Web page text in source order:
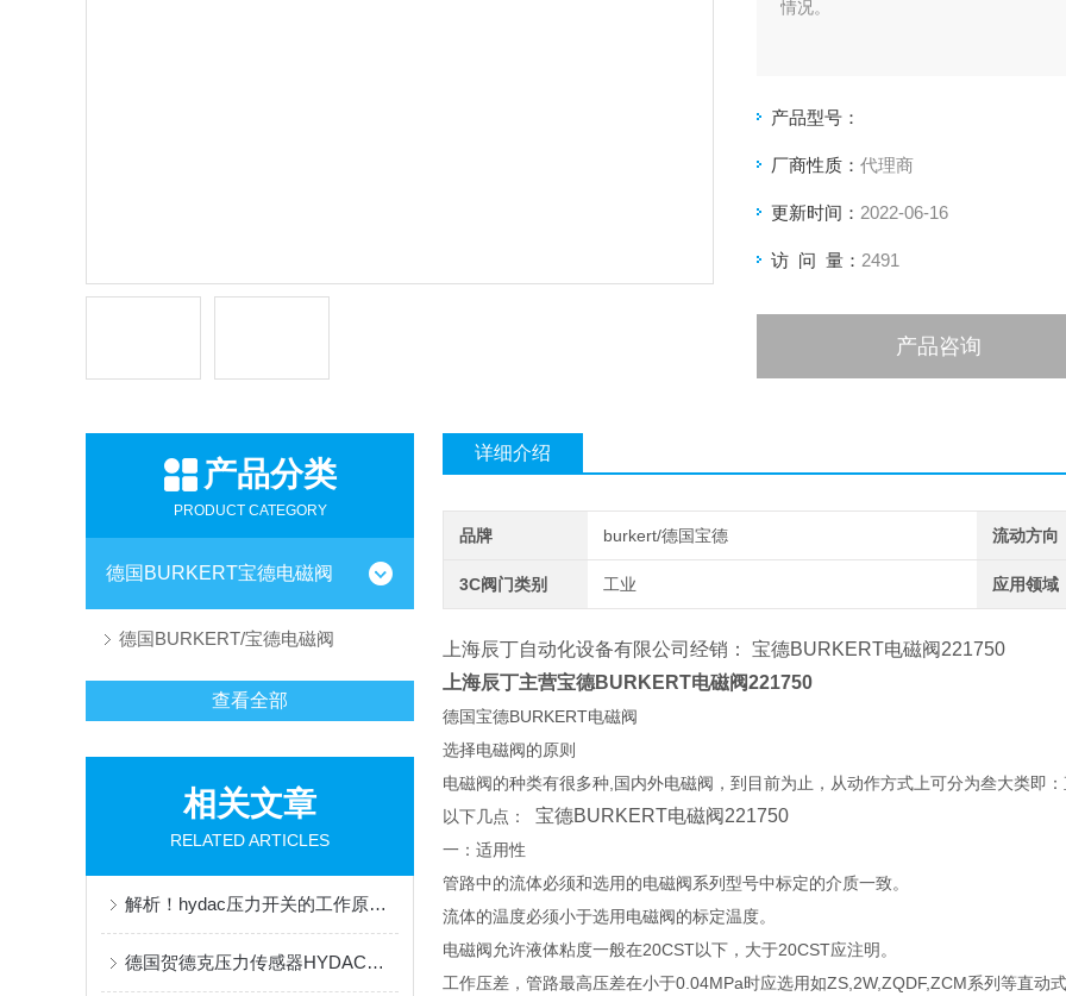
情况。
产品型号：
厂商性质： 代理商
更新时间： 2022-06-16
访 问 量： 2491
产品咨询
产品分类
PRODUCT CATEGORY
德国BURKERT宝德电磁阀
德国BURKERT/宝德电磁阀
查看全部
相关文章
RELATED ARTICLES
解析！hydac压力开关的工作原理和用途
德国贺德克压力传感器HYDAC安装建议
详细介绍
品牌 burkert/德国宝德 流动方向
3C阀门类别 工业 应用领域
上海辰丁自动化设备有限公司经销： 宝德BURKERT电磁阀221750
上海辰丁主营宝德BURKERT电磁阀221750
德国宝德BURKERT电磁阀
选择电磁阀的原则
电磁阀的种类有很多种,国内外电磁阀，到目前为止，从动作方式上可分为叁大类即
以下几点： 宝德BURKERT电磁阀221750
一：适用性
管路中的流体必须和选用的电磁阀系列型号中标定的介质一致。
流体的温度必须小于选用电磁阀的标定温度。
电磁阀允许液体粘度一般在20CST以下，大于20CST应注明。
工作压差，管路最高压差在小于0.04MPa时应选用如ZS,2W,ZQDF,ZCM系列等直动